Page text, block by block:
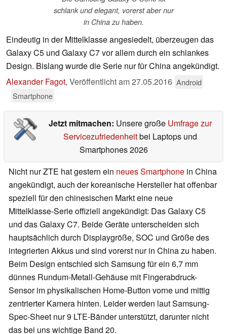
schlank und elegant, vorerst aber nur
in China zu haben.
Eindeutig in der Mittelklasse angesiedelt, überzeugen das
Galaxy C5 und Galaxy C7 vor allem durch ein schlankes
Design. Bislang wurde die Serie nur für China angekündigt.
Alexander Fagot, Veröffentlicht am27.05.2016 Android
Smartphone
Jetzt mitmachen: Unsere große Umfrage zur
Servicezufriedenheitbei Laptops und
Smartphones 2026
Nicht nur ZTE hat gestern ein neues Smartphone in China
angekündigt, auch der koreanische Hersteller hat offenbar
speziell für den chinesischen Markt eine neue
Mittelklasse-Serie offiziell angekündigt: Das Galaxy C5
und das Galaxy C7. Beide Geräte unterscheiden sich
hauptsächlich durch Displaygröße, SOC und Größe des
integrierten Akkus und sind vorerst nur in China zu haben.
Beim Design entschied sich Samsung für ein 6,7 mm
dünnes Rundum-Metall-Gehäuse mit Fingerabdruck-
Sensor im physikalischen Home-Button vorne und mittig
zentrierter Kamera hinten. Leider werden laut Samsung-
Spec-Sheet nur 9 LTE-Bänder unterstützt, darunter nicht
das bei uns wichtige Band 20.